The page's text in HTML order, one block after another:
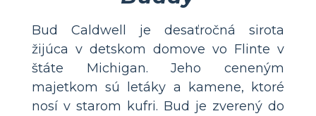
Bud Caldwell je desaťročná sirota
žijúca v detskom domove vo Flinte v
štáte Michigan. Jeho ceneným
majetkom sú letáky a kamene, ktoré
nosí v starom kufri. Bud je zverený do